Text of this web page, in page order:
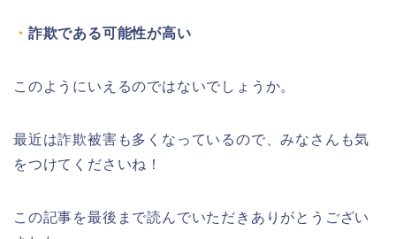
・ 詐欺である可能性が高い
このようにいえるのではないでしょうか。
最近は詐欺被害も多くなっているので、みなさんも気
をつけてくださいね！
この記事を最後まで読んでいただきありがとうござい